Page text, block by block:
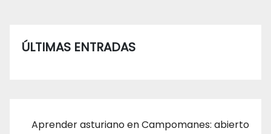
ÚLTIMAS ENTRADAS
Aprender asturiano en Campomanes: abierto